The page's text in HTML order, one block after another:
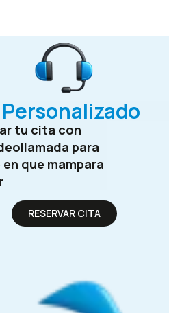
tu cita con
para
que mampara
RESERVAR CITA